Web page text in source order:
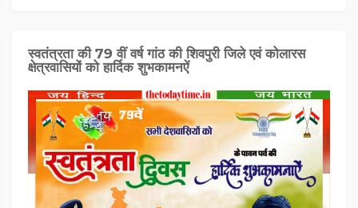
स्वतंत्रता की 79 वीं वर्ष गांठ की शिवपुरी जिले एवं कोलारस
क्षेत्रवासियों को हार्दिक शुभकामनऐं